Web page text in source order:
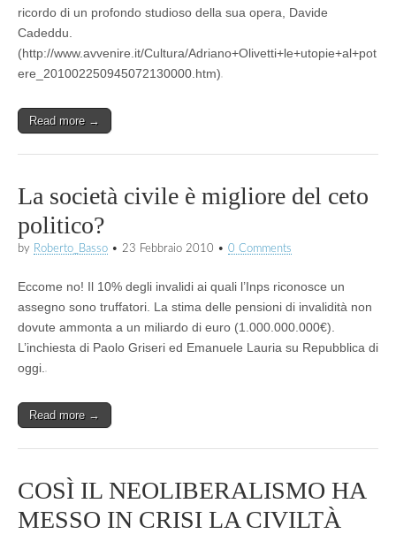
ricordo di un profondo studioso della sua opera, Davide
Cadeddu.
(http://www.avvenire.it/Cultura/Adriano+Olivetti+le+utopie+al+pot
ere_201002250945072130000.htm)
Read more →
La società civile è migliore del ceto
politico?
by Roberto_Basso • 23 Febbraio 2010 • 0 Comments
Eccome no! Il 10% degli invalidi ai quali l’Inps riconosce un
assegno sono truffatori. La stima delle pensioni di invalidità non
dovute ammonta a un miliardo di euro (1.000.000.000€).
L’inchiesta di Paolo Griseri ed Emanuele Lauria su Repubblica di
oggi.
Read more →
COSÌ IL NEOLIBERALISMO HA
MESSO IN CRISI LA CIVILTÀ